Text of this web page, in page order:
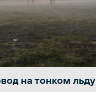
на тонком льду